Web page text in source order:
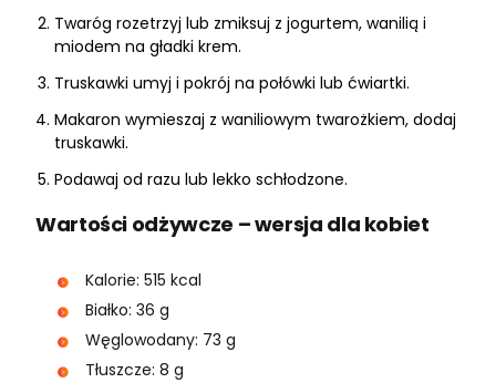
Twaróg rozetrzyj lub zmiksuj z jogurtem, wanilią i
miodem na gładki krem.
Truskawki umyj i pokrój na połówki lub ćwiartki.
Makaron wymieszaj z waniliowym twarożkiem, dodaj
truskawki.
Podawaj od razu lub lekko schłodzone.
Wartości odżywcze – wersja dla kobiet
Kalorie: 515 kcal
Białko: 36 g
Węglowodany: 73 g
Tłuszcze: 8 g